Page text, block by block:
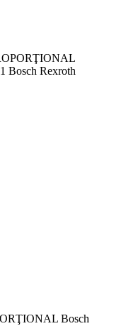
Bosch Rexroth